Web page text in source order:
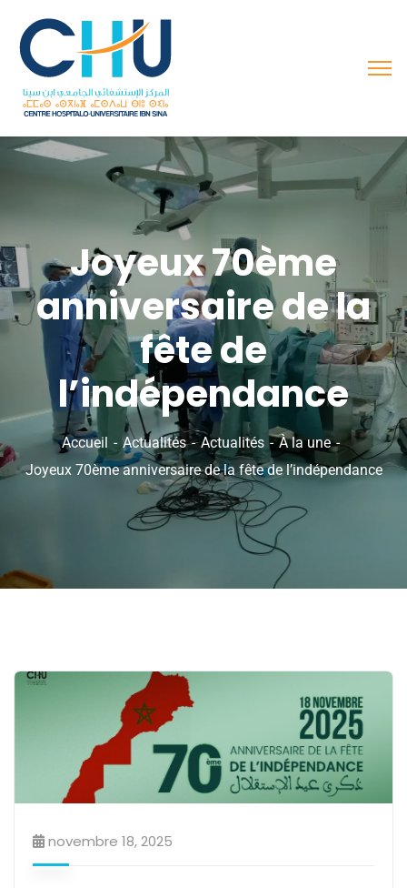
Joyeux 70ème
anniversaire de la
fête de
l’indépendance
Accueil Actualités Actualités
À la une
Joyeux 70ème anniversaire de la fête de l’indépendance
novembre 18, 2025